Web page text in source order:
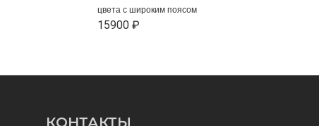
цвета с широким поясом
15900 ₽